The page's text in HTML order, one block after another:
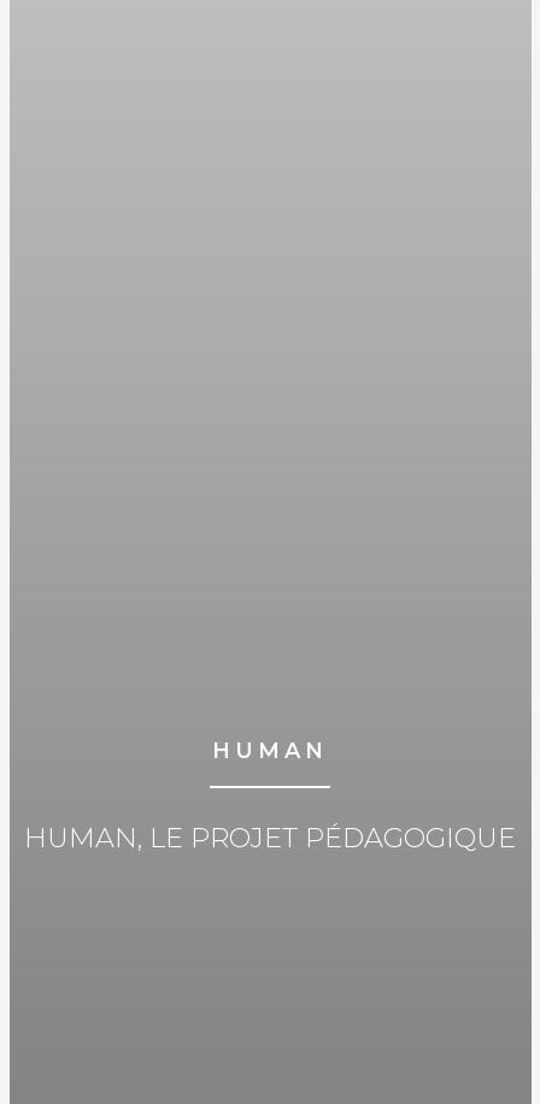
HUMAN
HUMAN, LE PROJET PÉDAGOGIQUE